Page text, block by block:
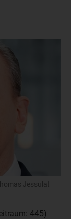
Jessulat
445)